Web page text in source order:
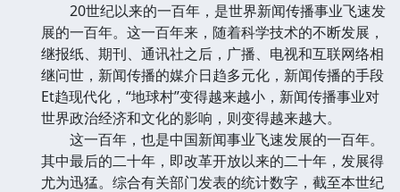
20世纪以来的一百年，是世界新闻传播事业飞速发
展的一百年。这一百年来，随着科学技术的不断发展，
继报纸、期刊、通讯社之后，广播、电视和互联网络相
继问世，新闻传播的媒介日趋多元化，新闻传播的手段
Et趋现代化，“地球村’’变得越来越小，新闻传播事业对
世界政治经济和文化的影响，则变得越来越大。
这一百年，也是中国新闻事业飞速发展的一百年。
其中最后的二十年，即改革开放以来的二十年，发展得
尤为迅猛。综合有关部门发表的统计数字，截至本世纪